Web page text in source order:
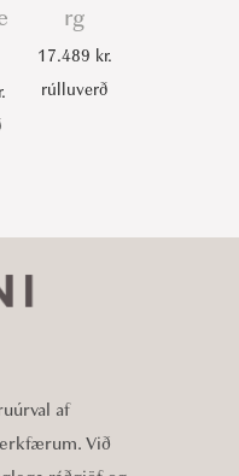
rg
17.489 kr.
rúlluverð
af
Við